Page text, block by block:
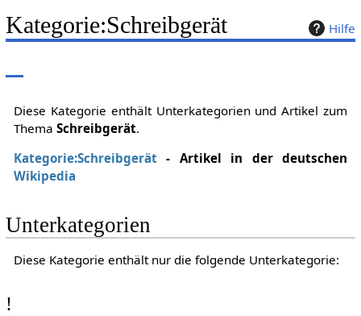
Hilfe
Kategorie:Schreibgerät
Diese Kategorie enthält Unterkategorien und Artikel zum
Thema Schreibgerät.
Kategorie:Schreibgerät - Artikel in der deutschen
Wikipedia
Unterkategorien
Diese Kategorie enthält nur die folgende Unterkategorie:
!